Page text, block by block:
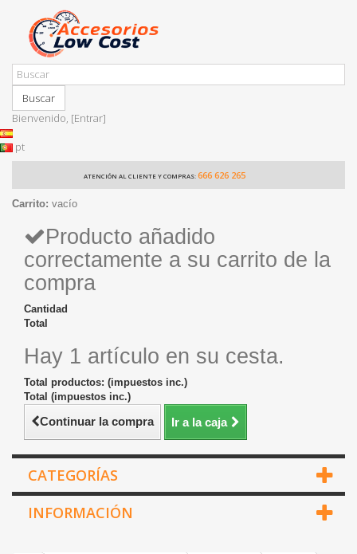
Buscar
Bienvenido, [Entrar]
pt
ATENCIÓN AL CLIENTE Y COMPRAS: 666 626 265
Carrito: vacío
Producto añadido
correctamente a su carrito de la
compra
Cantidad
Total
Hay 1 artículo en su cesta.
Total productos: (impuestos inc.)
Total (impuestos inc.)
Continuar la compra Ir a la caja
CATEGORÍAS
INFORMACIÓN